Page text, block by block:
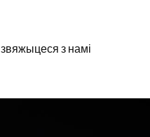
звяжыцеся з намі